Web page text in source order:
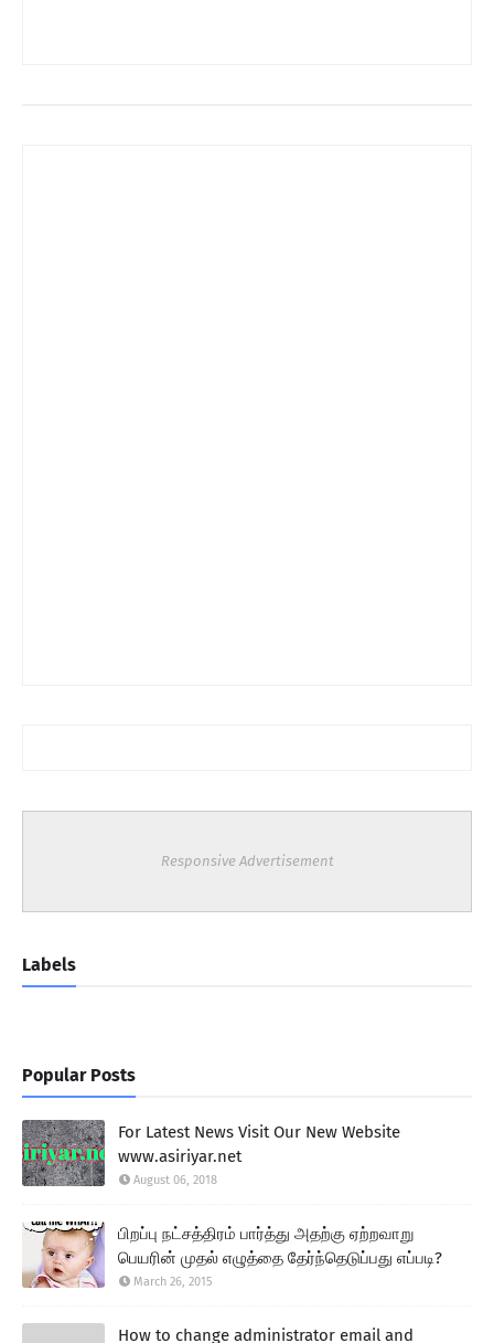
Responsive Advertisement
Labels
Popular Posts
For Latest News Visit Our New Website
www.asiriyar.net
August 06, 2018
பிறப்பு நட்சத்திரம் பார்த்து அதற்கு ஏற்றவாறு
பெயரின் முதல் எழுத்தை தேர்ந்தெடுப்பது எப்படி?
March 26, 2015
How to change administrator email and